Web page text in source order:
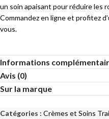
un soin apaisant pour réduire les
Commandez en ligne et profitez
vous.
Informations
Avis (0)
Sur la marque
Catégories : Crèmes et Soins